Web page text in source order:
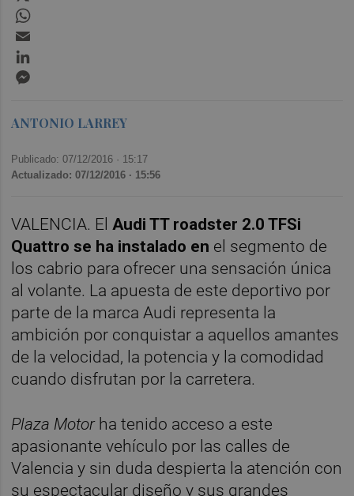
ANTONIO LARREY
Publicado: 07/12/2016 · 15:17
Actualizado: 07/12/2016 · 15:56
VALENCIA. El Audi TT roadster 2.0 TFSi
Quattro se ha instalado en el segmento de
los cabrio para ofrecer una sensación única
al volante. La apuesta de este deportivo por
parte de la marca Audi representa la
ambición por conquistar a aquellos amantes
de la velocidad, la potencia y la comodidad
cuando disfrutan por la carretera.
Plaza Motorha tenido acceso a este
apasionante vehículo por las calles de
Valencia y sin duda despierta la atención con
su espectacular diseño y sus grandes